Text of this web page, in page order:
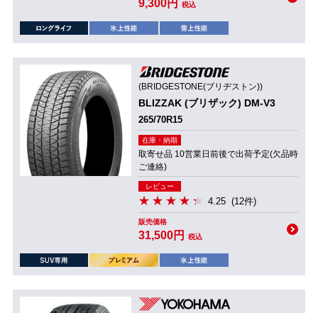
9,300円 税込
(BRIDGESTONE(ブリヂストン))
BLIZZAK (ブリザック) DM-V3
265/70R15
在庫・納期
取寄せ品 10営業日前後で出荷予定(欠品時
ご連絡)
レビュー
4.25 (12件)
販売価格
31,500円 税込